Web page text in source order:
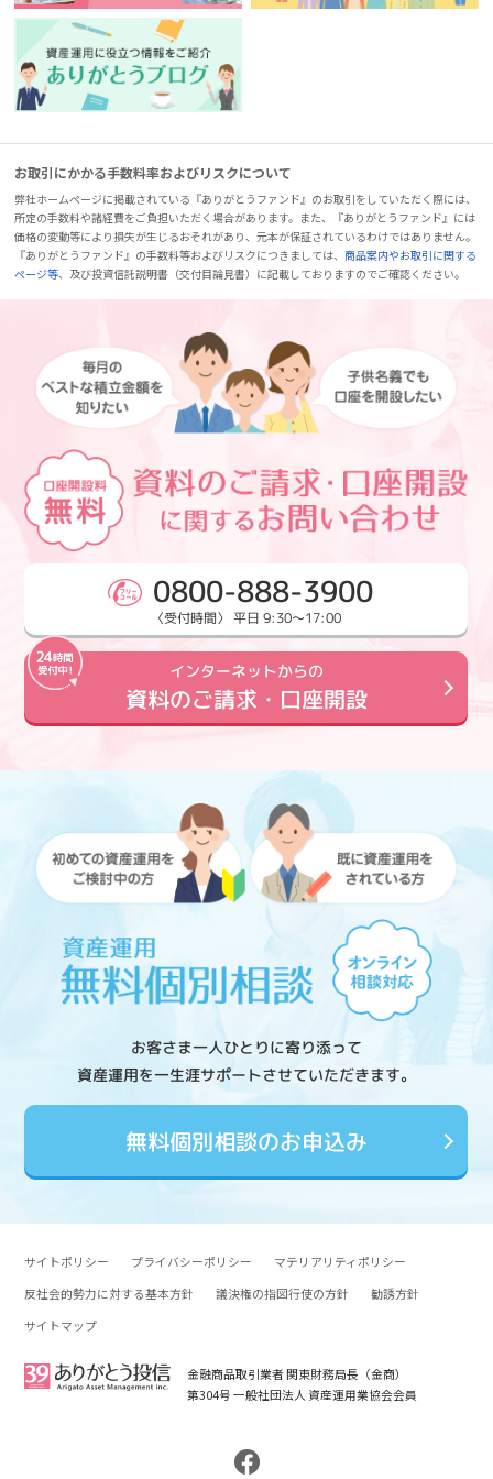
お取引にかかる手数料率およびリスクについて
弊社ホームページに掲載されている『ありがとうファンド』のお取引をしていただく際には、
所定の手数料や諸経費をご負担いただく場合があります。また、『ありがとうファンド』には
価格の変動等により損失が生じるおそれがあり、元本が保証されているわけではありません。
『ありがとうファンド』の手数料等およびリスクにつきましては、商品案内やお取引に関する
ページ等、及び投資信託説明書（交付目論見書）に記載しておりますのでご確認ください。
0800-888-3900
〈受付時間〉 平日 9:30～17:00
インターネットからの
資料のご請求・口座開設
お客さま一人ひとりに寄り添って
資産運用を一生涯サポートさせていただきます。
無料個別相談のお申込み
サイトポリシー プライバシーポリシー
マテリアリティポリシー
反社会的勢力に対する基本方針
議決権の指図行使の方針
勧誘方針
サイトマップ
金融商品取引業者 関東財務局長（金商）
第304号 一般社団法人 資産運用業協会会員